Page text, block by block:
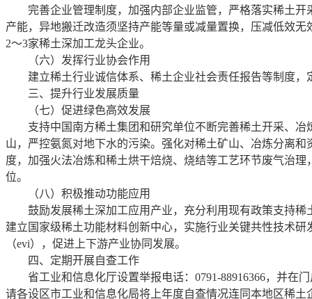
完善企业管理制度，加强内部企业监管，严格落实稀土
产能，异地搬迁改造须坚持产能等量或减量置换，压减低效
2～3家稀土深加工龙头企业。
（六）发挥行业协会作用
建立稀土行业诚信体系、稀土企业社会责任报告等制度
三、提升行业发展质量
（七）促进绿色高效发展
支持中国南方稀土集团和研究单位不断完善稀土开采、
山，严控氨氮对地下水的污染。强化对稀土矿山、冶炼分离
度，加强火法冶炼和稀土烘干焙烧、烧结等工艺环节废气治
位。
（八）积极推动功能应用
鼓励发展稀土深加工应用产业，充分利用现有政策支持
建立国家级稀土功能材料创新中心，实施行业关键共性技术
（evi），促进上下游产业协同发展。
四、定期开展自查工作
省工业和信息化厅设置举报电话：0791-88916366，并在
请各设区市工业和信息化局将上年度自查情况连同本地区稀